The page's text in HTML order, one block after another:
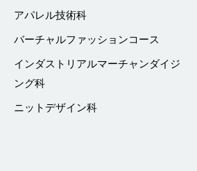
アパレル技術科
バーチャルファッションコース
インダストリアルマーチャンダイジ
ング科
ニットデザイン科